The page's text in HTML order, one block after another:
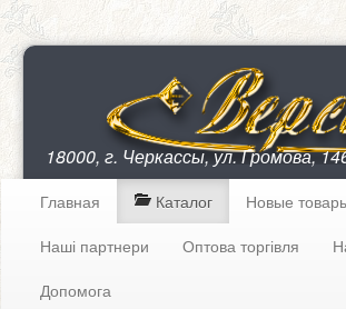
18000, г. Черкассы, ул. Громова,
Главная Каталог Новые
Наші партнери
Оптова торгівля
Допомога